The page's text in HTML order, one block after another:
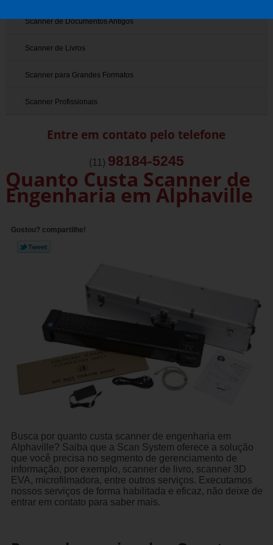
Scanner de Documentos Antigos
Scanner de Livros
Scanner para Grandes Formatos
Scanner Profissionais
Entre em contato pelo telefone
(11) 98184-5245
Quanto Custa Scanner de
Engenharia em Alphaville
Gostou? compartilhe!
Busca por quanto custa scanner de engenharia em
Alphaville? Saiba que a Scan System oferece a solução
que você precisa no segmento de gerenciamento de
informação, por exemplo, scanner de livro, scanner 3D
EVA, microfilmadora, entre outros serviços. Executamos
nossos serviços de forma habilitada e eficaz, não deixe de
entrar em contato para saber mais.